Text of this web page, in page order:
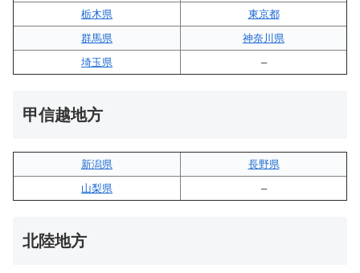
栃木県
東京都
群馬県
神奈川県
埼玉県
–
甲信越地方
新潟県
長野県
山梨県
–
北陸地方